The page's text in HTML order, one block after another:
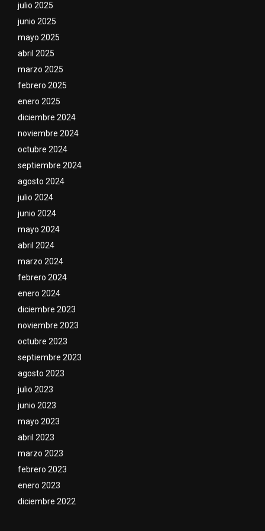
julio 2025
junio 2025
mayo 2025
abril 2025
marzo 2025
febrero 2025
enero 2025
diciembre 2024
noviembre 2024
octubre 2024
septiembre 2024
agosto 2024
julio 2024
junio 2024
mayo 2024
abril 2024
marzo 2024
febrero 2024
enero 2024
diciembre 2023
noviembre 2023
octubre 2023
septiembre 2023
agosto 2023
julio 2023
junio 2023
mayo 2023
abril 2023
marzo 2023
febrero 2023
enero 2023
diciembre 2022